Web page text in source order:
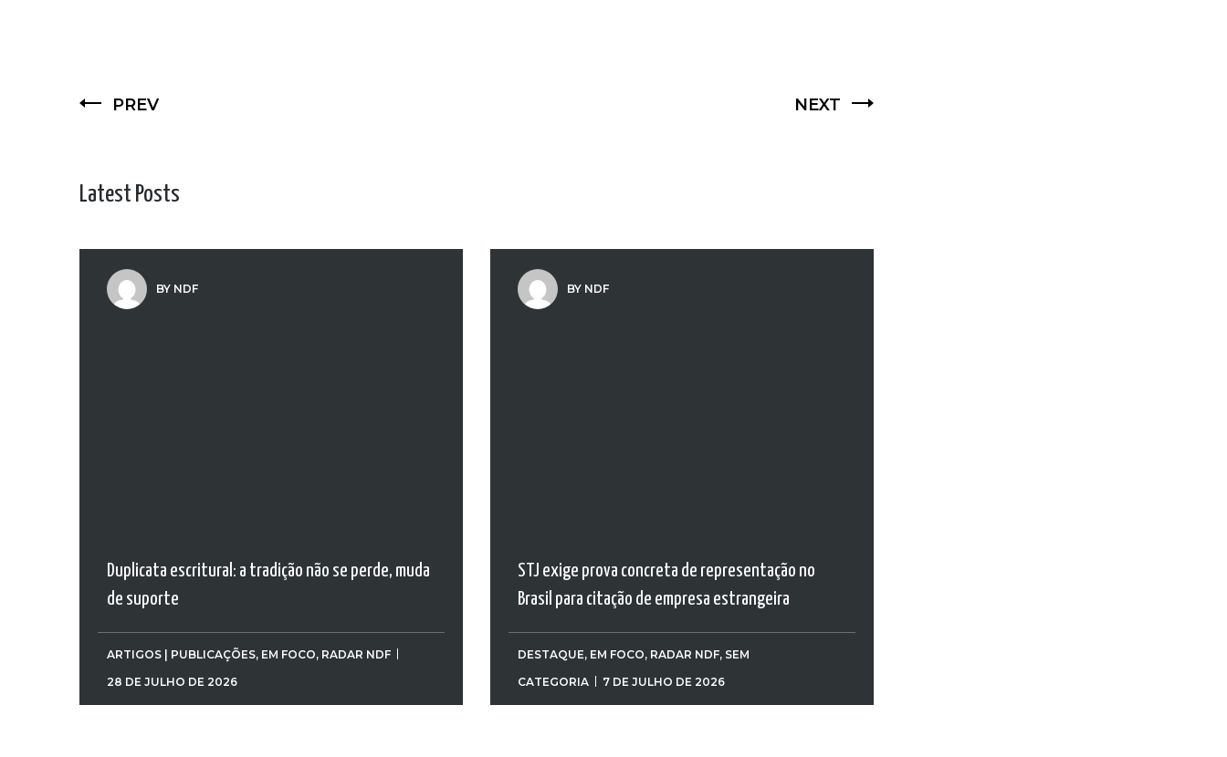
PREV NEXT
Latest Posts
BY NDF
Duplicata escritural: a tradição não se perde, muda
de suporte
ARTIGOS | PUBLICAÇÕES, EM FOCO, RADAR NDF
28 DE JULHO DE 2026
BY NDF
STJ exige prova concreta de representação no
Brasil para citação de empresa estrangeira
DESTAQUE, EM FOCO, RADAR NDF, SEM
CATEGORIA
7 DE JULHO DE 2026